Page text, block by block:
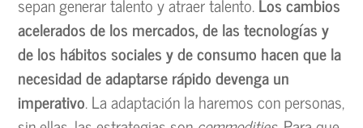
acelerados de los mercados, de las tecnologías y
de los hábitos sociales y de consumo hacen que la
necesidad de adaptarse rápido devenga un
imperativo. La adaptación la haremos con personas,